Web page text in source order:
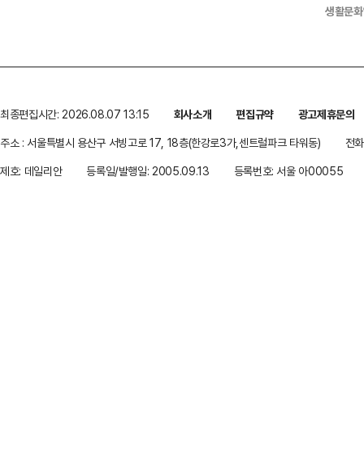
생활문
최종편집시간: 2026.08.07 13:15 회사소개 편집규약
광고제휴문의
주소 : 서울특별시 용산구 서빙고로 17, 18층(한강로3가,센트럴파크 타워동)
전
제호: 데일리안
등록일/발행일: 2005.09.13 등록번호: 서울 아00055